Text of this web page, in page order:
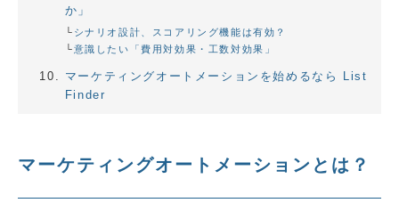
か」
シナリオ設計、スコアリング機能は有効？
意識したい「費用対効果・工数対効果」
マーケティングオートメーションを始めるなら List
Finder
マーケティングオートメーションとは？